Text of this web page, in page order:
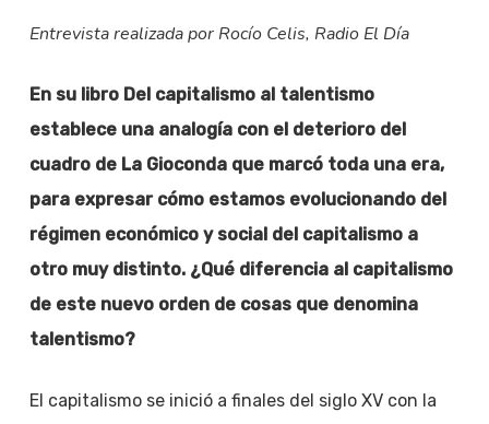
Entrevista realizada por Rocío Celis, Radio El Día
En su libro Del capitalismo al talentismo
establece una analogía con el deterioro del
cuadro de La Gioconda que marcó toda una era,
para expresar cómo estamos evolucionando del
régimen económico y social del capitalismo a
otro muy distinto. ¿Qué diferencia al capitalismo
de este nuevo orden de cosas que denomina
talentismo?
El capitalismo se inició a finales del siglo XV con la